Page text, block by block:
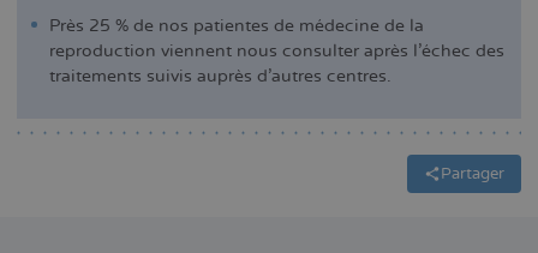
Près 25 % de nos patientes de médecine de la
reproduction viennent nous consulter après l'échec des
traitements suivis auprès d'autres centres.
Partager